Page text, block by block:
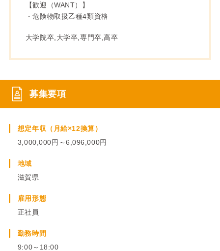
【歓迎（WANT）】
・危険物取扱乙種4類資格
大学院卒,大学卒,専門卒,高卒
募集要項
想定年収（月給×12換算）
3,000,000円～6,096,000円
地域
滋賀県
雇用形態
正社員
勤務時間
9:00～18:00